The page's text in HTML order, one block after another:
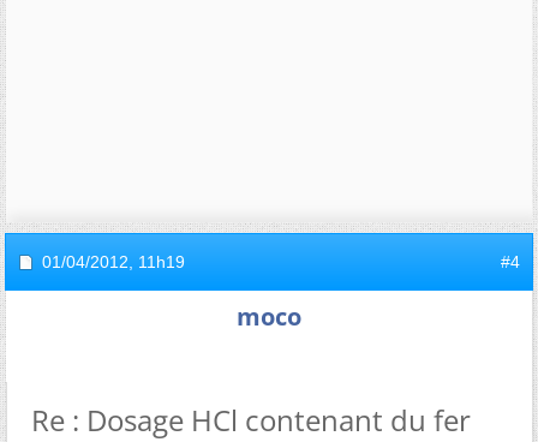
01/04/2012, 11h19 #4
moco
Re : Dosage HCl contenant du fer